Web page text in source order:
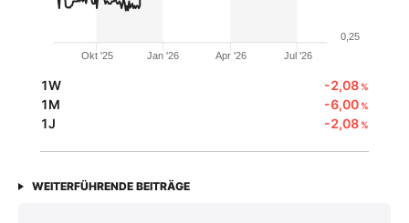
Okt '25 Jan '26 Apr '26 Jul '26
0,25
1W -2,08%
1M -6,00%
1J -2,08%
WEITERFÜHRENDE BEITRÄGE